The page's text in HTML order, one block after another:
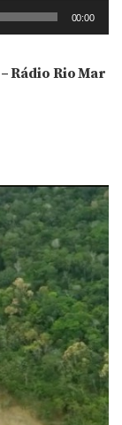
00:00
Rádio Rio Mar